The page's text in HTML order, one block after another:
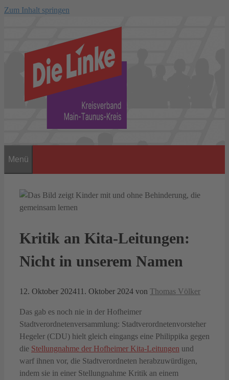
Zum Inhalt springen
Menü
Kritik an Kita-Leitungen:
Nicht in unserem Namen
12. Oktober 202411. Oktober 2024 von Thomas Völker
Das gab es noch nie in der Hofheimer
Stadtverordnetenversammlung: Stadtverordnetenvorsteher
Hegeler (CDU) hielt gleich eingangs eine Philippika gegen
die Stellungnahme der Hofheimer Kita-Leitungen und
warf ihnen vor, die Stadtverordneten herabzuwürdigen,
indem sie in einer Stellungnahme Kritik an einem